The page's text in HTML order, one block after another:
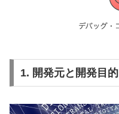
1. 開発元と開発目的